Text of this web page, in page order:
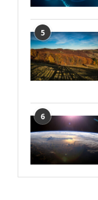
5
6